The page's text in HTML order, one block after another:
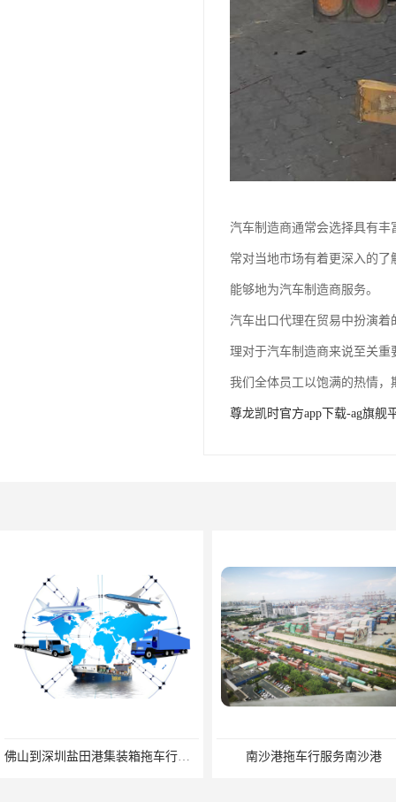
汽车制造商通常会选择具有
常对当地市场有着更深入的
能够地为汽车制造商服务。
汽车出口代理在贸易中扮演
理对于汽车制造商来说至关
我们全体员工以饱满的热情
尊龙凯时官方app下载-ag旗舰
南沙港拖车行服务南沙港